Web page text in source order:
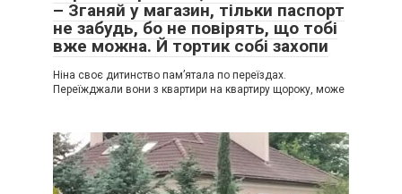
– Зганяй у магазин, тільки паспорт
не забудь, бо не повірять, що тобі
вже можна. Й тортик собі захопи
Ніна своє дитинство пам’ятала по переїздах.
Переїжджали вони з квартири на квартиру щороку, може